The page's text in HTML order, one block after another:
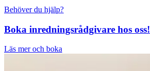
Behöver du hjälp?
Boka inredningsrådgivare hos oss!
Läs mer och boka